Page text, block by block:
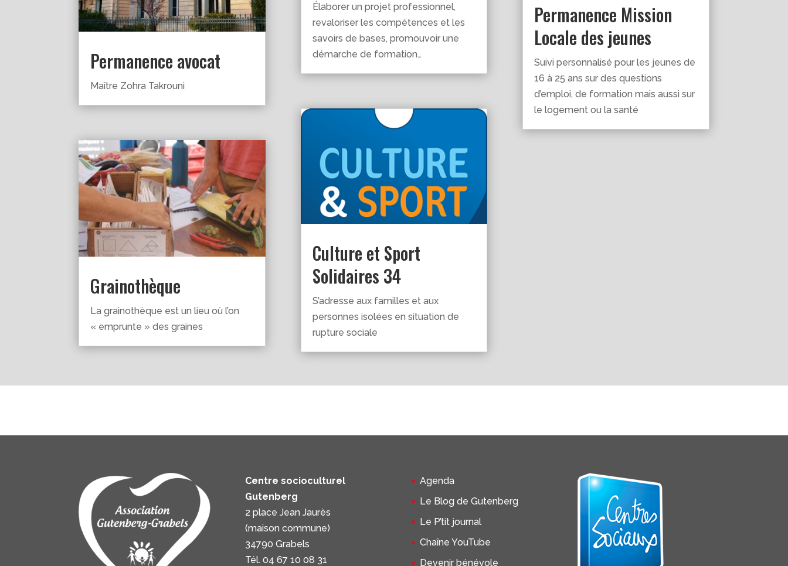
Permanence avocat
Maître Zohra Takrouni
Grainothèque
La grainothèque est un lieu où l’on
« emprunte » des graines
Élaborer un projet professionnel,
revaloriser les compétences et les
savoirs de bases, promouvoir une
démarche de formation…
Culture et Sport
Solidaires 34
S’adresse aux familles et aux
personnes isolées en situation de
rupture sociale
Permanence Mission
Locale des jeunes
Suivi personnalisé pour les jeunes de
16 à 25 ans sur des questions
d’emploi, de formation mais aussi sur
le logement ou la santé
Centre socioculturel
Gutenberg
2 place Jean Jaurès
(maison commune)
34790 Grabels
Tél. 04 67 10 08 31
Agenda
Le Blog de Gutenberg
Le P’tit journal
Chaîne YouTube
Devenir bénévole